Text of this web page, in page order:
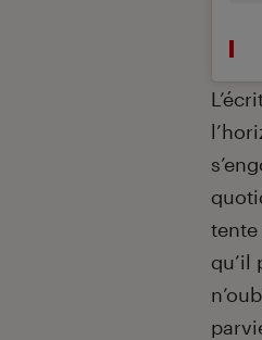
tente
qu’il